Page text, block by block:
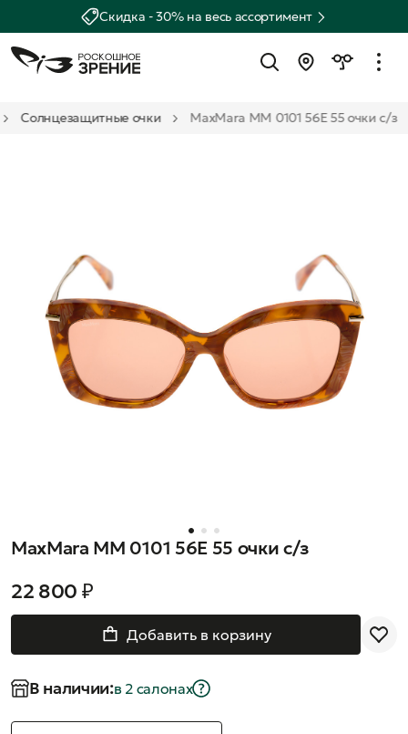
Скидка - 30% на весь ассортимент
Солнцезащитные очки MaxMara MM 0101 56E 55 очки с/з
MaxMara MM 0101 56E 55 очки с/з
22 800 ₽
Добавить в корзину
В наличии:в 2 салонах